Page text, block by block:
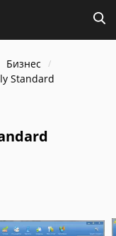
Бизнес
Standard